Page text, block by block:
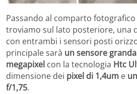
Passando al comparto
troviamo sul lato posteriore, una
con entrambi i sensori posti
principale sarà un sensore
megapixel con la tecnologia Htc
dimensione dei pixel di 1,4um e
f/1,75.